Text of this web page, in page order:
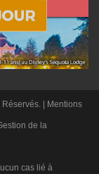
| Mentions
de la
cas lié à